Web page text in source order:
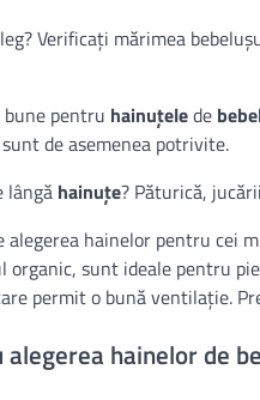
Verificați mărimea
pentru hainuțelede
de asemenea potrivite.
lângă hainuțe? Păturică,
alegerea hainelor pentru cei
organic, sunt ideale pentru
permit o bună ventilație.
hainelor de